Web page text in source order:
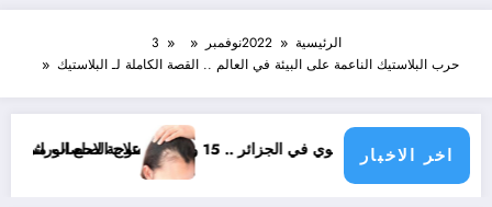
الرئيسية 2022نوفمبر
3
حرب البلاستيك الناعمة على البيئة في العالم .. القصة الكاملة لـ البلاستيك
اخر الاخبار علاج الصلع الوراثي بين أمين غويري جمال بلماضي و أحمد بن بلة